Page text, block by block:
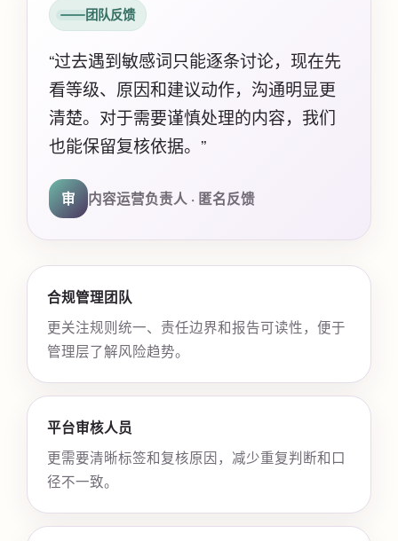
团队反馈
“过去遇到敏感词只能逐条讨论，现在先
看等级、原因和建议动作，沟通明显更
清楚。对于需要谨慎处理的内容，我们
也能保留复核依据。”
审 内容运营负责人 · 匿名反馈
合规管理团队
更关注规则统一、责任边界和报告可读性，便于
管理层了解风险趋势。
平台审核人员
更需要清晰标签和复核原因，减少重复判断和口
径不一致。